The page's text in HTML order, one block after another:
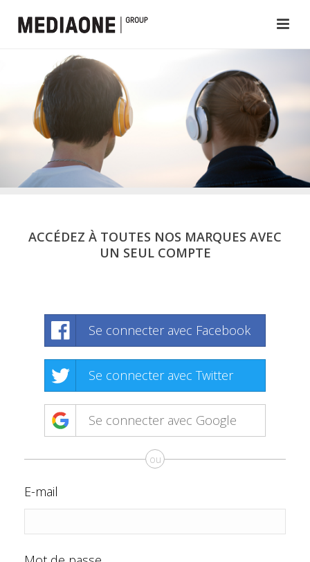
ACCÉDEZ À TOUTES NOS MARQUES AVEC
UN SEUL COMPTE
Se connecter avec Facebook
Se connecter avec Twitter
Se connecter avec Google
ou
E-mail